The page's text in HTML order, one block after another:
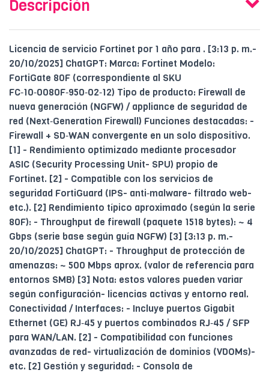
Descripción
Licencia de servicio Fortinet por 1 año para . [3:13 p. m.-
20/10/2025] ChatGPT: Marca: Fortinet Modelo:
FortiGate 80F (correspondiente al SKU
FC‑10‑0080F‑950‑02‑12) Tipo de producto: Firewall de
nueva generación (NGFW) / appliance de seguridad de
red (Next‑Generation Firewall) Funciones destacadas: -
Firewall + SD‑WAN convergente en un solo dispositivo.
[1] - Rendimiento optimizado mediante procesador
ASIC (Security Processing Unit- SPU) propio de
Fortinet. [2] - Compatible con los servicios de
seguridad FortiGuard (IPS- anti‑malware- filtrado web-
etc.). [2] Rendimiento típico aproximado (según la serie
80F): - Throughput de firewall (paquete 1518 bytes): ~ 4
Gbps (serie base según guía NGFW) [3] [3:13 p. m.-
20/10/2025] ChatGPT: - Throughput de protección de
amenazas: ~ 500 Mbps aprox. (valor de referencia para
entornos SMB) [3] Nota: estos valores pueden variar
según configuración- licencias activas y entorno real.
Conectividad / Interfaces: - Incluye puertos Gigabit
Ethernet (GE) RJ‑45 y puertos combinados RJ‑45 / SFP
para WAN/LAN. [2] - Compatibilidad con funciones
avanzadas de red- virtualización de dominios (VDOMs)-
etc. [2] Gestión y seguridad: - Consola de